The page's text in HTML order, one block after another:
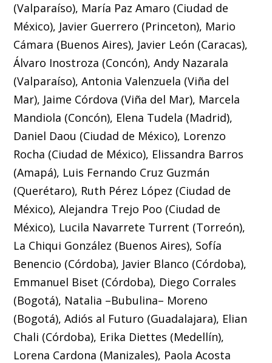
(Valparaíso), María Paz Amaro (Ciudad de
México), Javier Guerrero (Princeton), Mario
Cámara (Buenos Aires), Javier León (Caracas),
Álvaro Inostroza (Concón), Andy Nazarala
(Valparaíso), Antonia Valenzuela (Viña del
Mar), Jaime Córdova (Viña del Mar), Marcela
Mandiola (Concón), Elena Tudela (Madrid),
Daniel Daou (Ciudad de México), Lorenzo
Rocha (Ciudad de México), Elissandra Barros
(Amapá), Luis Fernando Cruz Guzmán
(Querétaro), Ruth Pérez López (Ciudad de
México), Alejandra Trejo Poo (Ciudad de
México), Lucila Navarrete Turrent (Torreón),
La Chiqui González (Buenos Aires), Sofía
Benencio (Córdoba), Javier Blanco (Córdoba),
Emmanuel Biset (Córdoba), Diego Corrales
(Bogotá), Natalia –Bubulina– Moreno
(Bogotá), Adiós al Futuro (Guadalajara), Elian
Chali (Córdoba), Erika Diettes (Medellín),
Lorena Cardona (Manizales), Paola Acosta